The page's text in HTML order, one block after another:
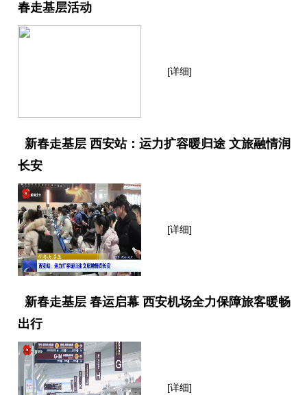
春走基层活动
[详细]
新春走基层 西安站：运力扩容暖归途 文旅融情润
长安
[详细]
新春走基层 春运启幕 西安机场全力保障旅客暖畅
出行
[详细]